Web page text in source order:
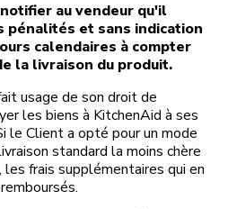
au vendeur qu'il
pénalités et sans indication
calendaires à compter
la livraison du produit.
usage de son droit de
les biens à KitchenAid à ses
le Client a opté pour un mode
standard la moins chère
frais supplémentaires qui en